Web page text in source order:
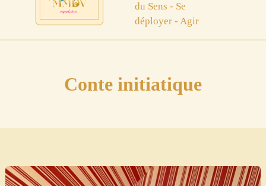
du Sens - Se
déployer - Agir
Conte initiatique